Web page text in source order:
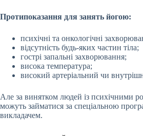
Протипоказання для занять йогою:
психічні та онкологічні
відсутність будь-яких частин тіла;
гострі запальні захворювання;
висока температура;
високий артеріальний чи
Але за винятком людей із психічними
можуть займатися за спеціальною
викладачем.